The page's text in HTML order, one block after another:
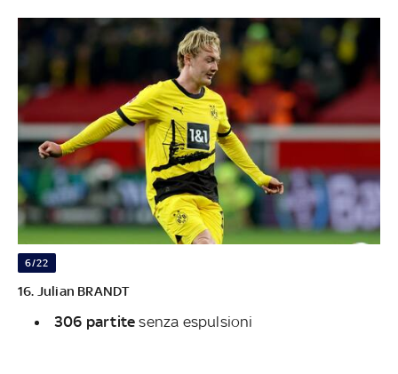
6/22
16. Julian BRANDT
306 partite senza espulsioni